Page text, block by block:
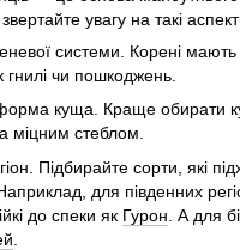
увагу на такі
системи. Корені
гнилі чи пошкоджень.
куща. Краще обирати
міцним стеблом.
Підбирайте сорти, які
для південних
до спеки як Гурон . А для